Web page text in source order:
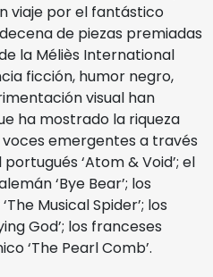
viaje por el fantástico
de piezas premiadas
la Méliès International
ficción, humor negro,
visual han
ha mostrado la riqueza
emergentes a través
‘Atom & Void’; el
‘Bye Bear’; los
Musical Spider’; los
God’; los franceses
‘The Pearl Comb’.